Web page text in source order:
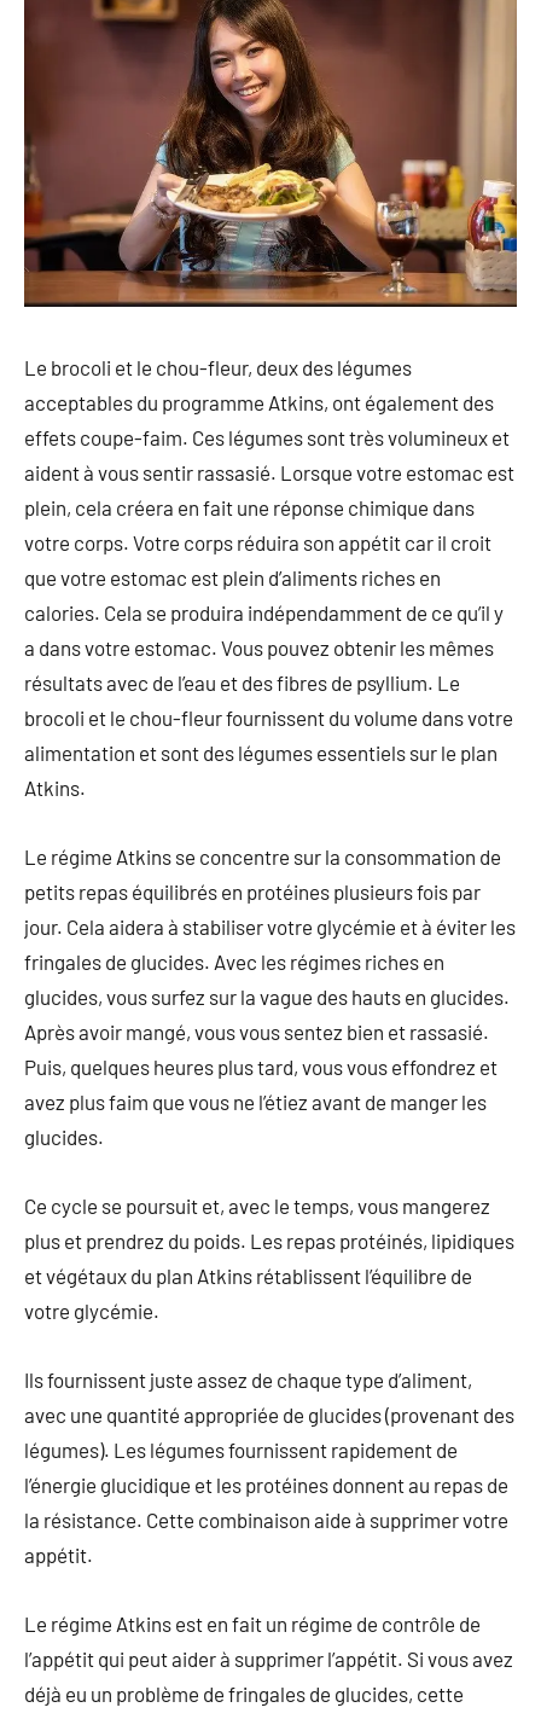
Le brocoli et le chou-fleur, deux des légumes
acceptables du programme Atkins, ont également des
effets coupe-faim. Ces légumes sont très volumineux et
aident à vous sentir rassasié. Lorsque votre estomac est
plein, cela créera en fait une réponse chimique dans
votre corps. Votre corps réduira son appétit car il croit
que votre estomac est plein d’aliments riches en
calories. Cela se produira indépendamment de ce qu’il y
a dans votre estomac. Vous pouvez obtenir les mêmes
résultats avec de l’eau et des fibres de psyllium. Le
brocoli et le chou-fleur fournissent du volume dans votre
alimentation et sont des légumes essentiels sur le plan
Atkins.
Le régime Atkins se concentre sur la consommation de
petits repas équilibrés en protéines plusieurs fois par
jour. Cela aidera à stabiliser votre glycémie et à éviter les
fringales de glucides. Avec les régimes riches en
glucides, vous surfez sur la vague des hauts en glucides.
Après avoir mangé, vous vous sentez bien et rassasié.
Puis, quelques heures plus tard, vous vous effondrez et
avez plus faim que vous ne l’étiez avant de manger les
glucides.
Ce cycle se poursuit et, avec le temps, vous mangerez
plus et prendrez du poids. Les repas protéinés, lipidiques
et végétaux du plan Atkins rétablissent l’équilibre de
votre glycémie.
Ils fournissent juste assez de chaque type d’aliment,
avec une quantité appropriée de glucides (provenant des
légumes). Les légumes fournissent rapidement de
l’énergie glucidique et les protéines donnent au repas de
la résistance. Cette combinaison aide à supprimer votre
appétit.
Le régime Atkins est en fait un régime de contrôle de
l’appétit qui peut aider à supprimer l’appétit. Si vous avez
déjà eu un problème de fringales de glucides, cette